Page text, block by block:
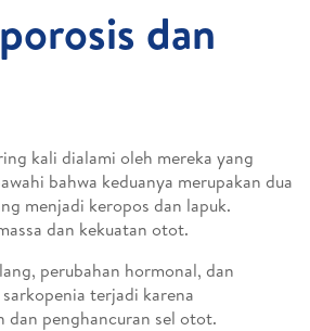
dan
kali dialami oleh mereka yang
bahwa keduanya merupakan dua
menjadi keropos dan lapuk.
dan kekuatan otot.
perubahan hormonal, dan
terjadi karena
dan penghancuran sel otot.